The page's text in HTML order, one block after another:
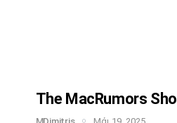
The MacRumors